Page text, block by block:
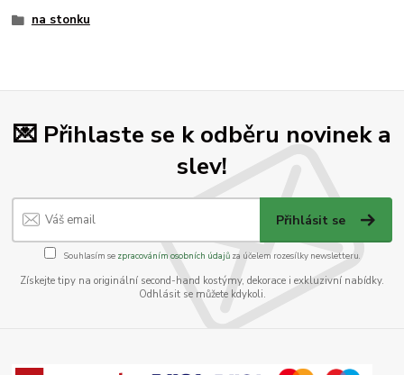
na stonku
💌 Přihlaste se k odběru novinek a
slev!
Přihlásit se
Souhlasím se zpracováním osobních údajůza účelem rozesílky newsletteru.
Získejte tipy na originální second-hand kostýmy, dekorace i exkluzivní nabídky.
Odhlásit se můžete kdykoli.